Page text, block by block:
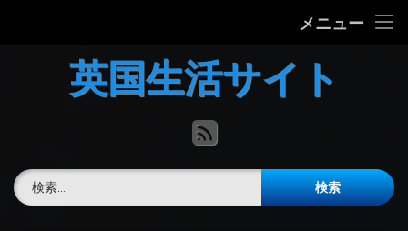
メニュー
英国の文化について
掲示板
英国生活サイト
RSS